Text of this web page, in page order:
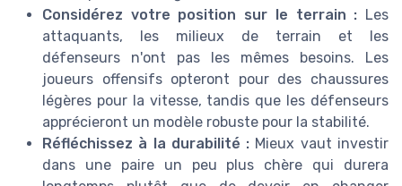
Considérez votre position sur le terrain : Les
attaquants, les milieux de terrain et les
défenseurs n'ont pas les mêmes besoins. Les
joueurs offensifs opteront pour des chaussures
légères pour la vitesse, tandis que les défenseurs
apprécieront un modèle robuste pour la stabilité.
Réfléchissez à la durabilité : Mieux vaut investir
dans une paire un peu plus chère qui durera